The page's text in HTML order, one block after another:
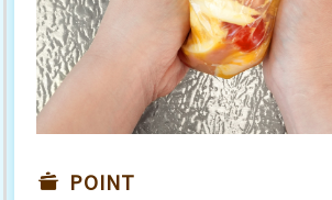
POINT